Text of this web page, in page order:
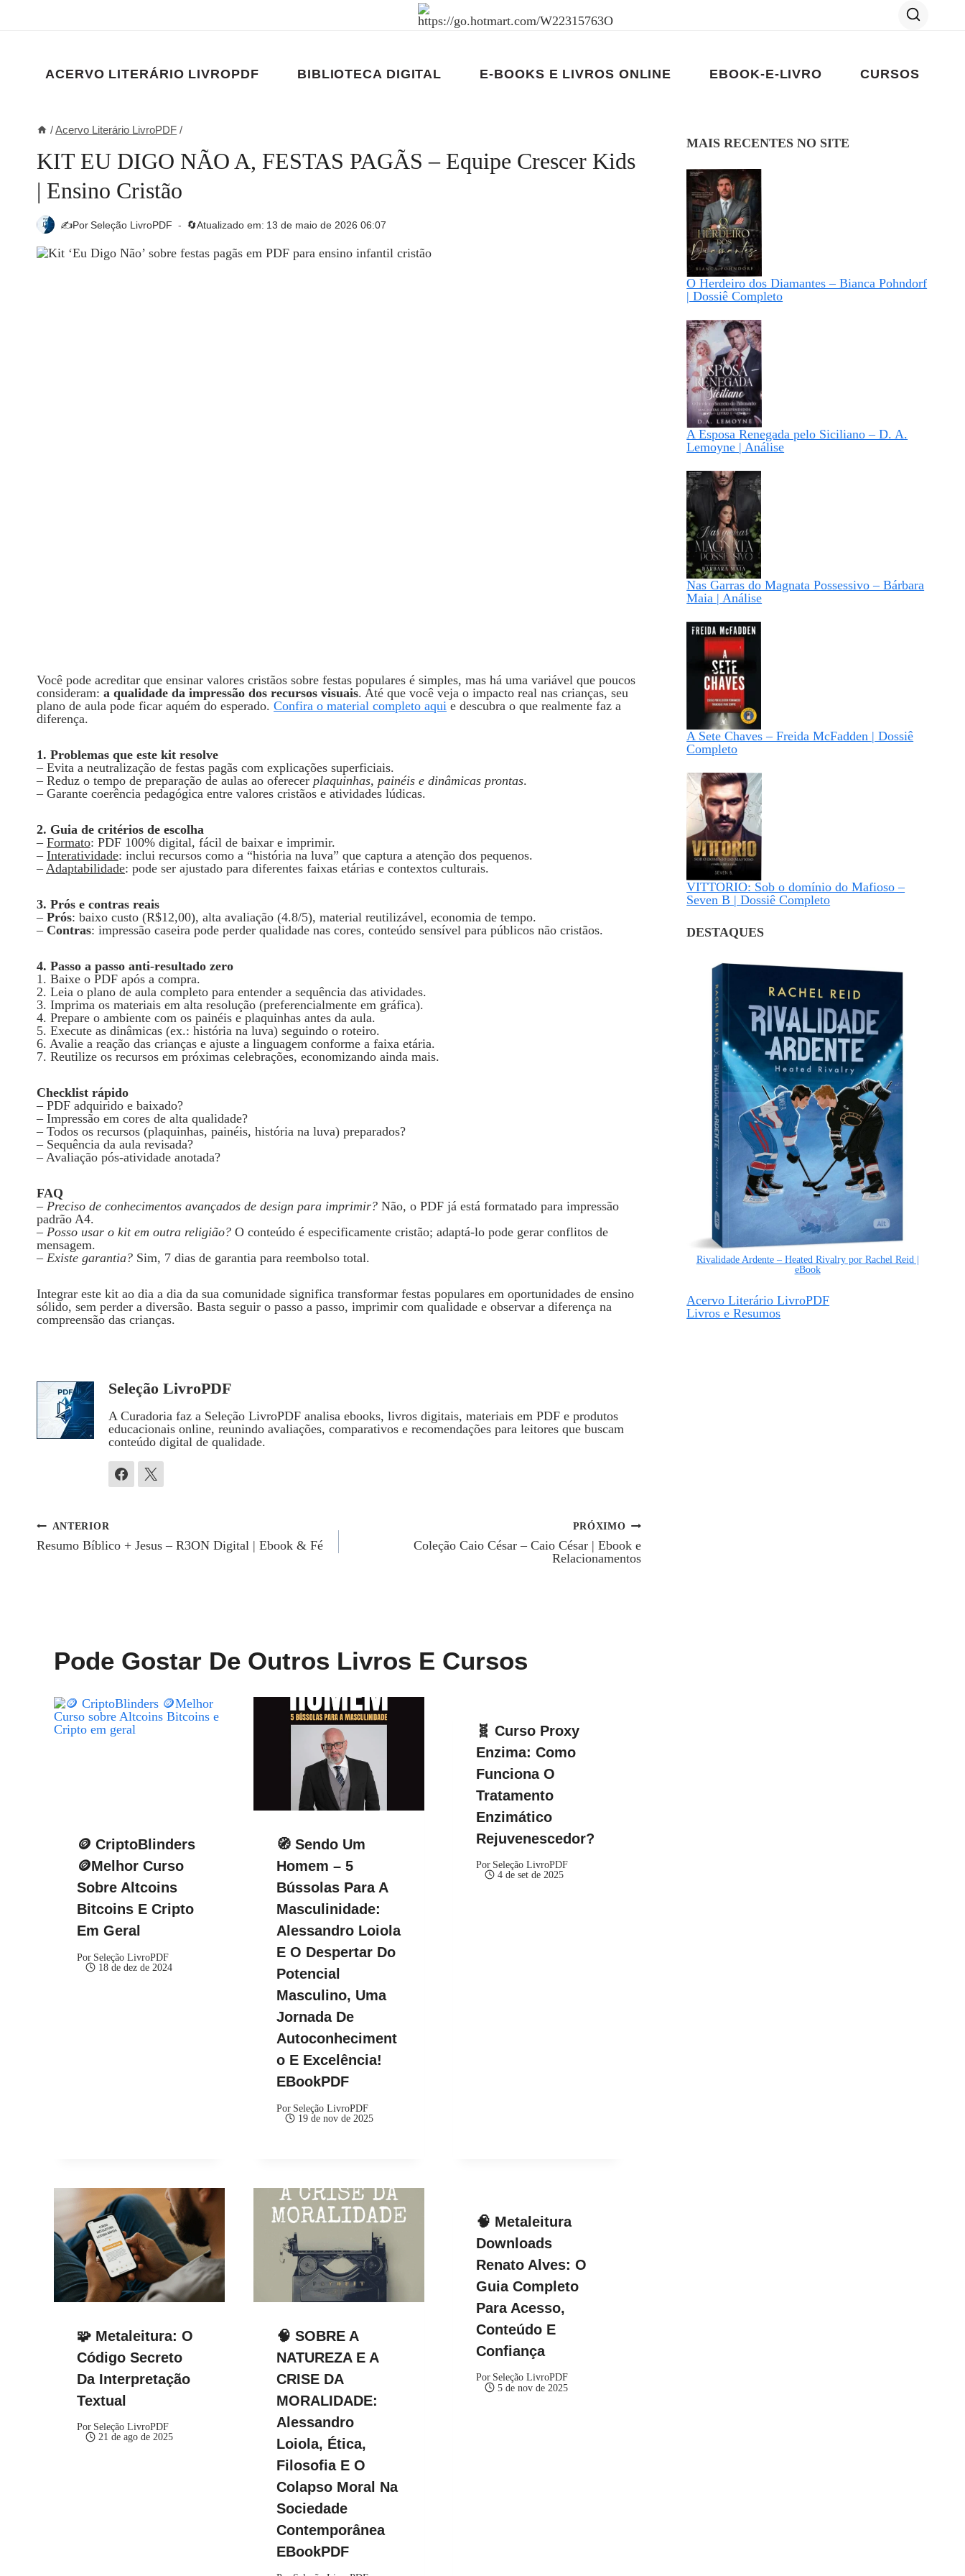
ACERVO LITERÁRIO LIVROPDF BIBLIOTECA DIGITAL E-BOOKS E LIVROS ONLINE EBOOK-E-LIVRO CURSOS
/Acervo Literário LivroPDF /
KIT EU DIGO NÃO A, FESTAS PAGÃS – Equipe Crescer Kids
| Ensino Cristão
✍️PorSeleção LivroPDF 🔄Atualizado em: 13 de maio de 2026 06:07
Você pode acreditar que ensinar valores cristãos sobre festas populares é simples, mas há uma variável que poucos
consideram: a qualidade da impressão dos recursos visuais. Até que você veja o impacto real nas crianças, seu
plano de aula pode ficar aquém do esperado. Confira o material completo aqui e descubra o que realmente faz a
diferença.
1. Problemas que este kit resolve
– Evita a neutralização de festas pagãs com explicações superficiais.
– Reduz o tempo de preparação de aulas ao oferecer plaquinhas, painéis e dinâmicas prontas.
– Garante coerência pedagógica entre valores cristãos e atividades lúdicas.
2. Guia de critérios de escolha
– Formato: PDF 100% digital, fácil de baixar e imprimir.
– Interatividade: inclui recursos como a “história na luva” que captura a atenção dos pequenos.
– Adaptabilidade: pode ser ajustado para diferentes faixas etárias e contextos culturais.
3. Prós e contras reais
– Prós: baixo custo (R$12,00), alta avaliação (4.8/5), material reutilizável, economia de tempo.
– Contras: impressão caseira pode perder qualidade nas cores, conteúdo sensível para públicos não cristãos.
4. Passo a passo anti‑resultado zero
1. Baixe o PDF após a compra.
2. Leia o plano de aula completo para entender a sequência das atividades.
3. Imprima os materiais em alta resolução (preferencialmente em gráfica).
4. Prepare o ambiente com os painéis e plaquinhas antes da aula.
5. Execute as dinâmicas (ex.: história na luva) seguindo o roteiro.
6. Avalie a reação das crianças e ajuste a linguagem conforme a faixa etária.
7. Reutilize os recursos em próximas celebrações, economizando ainda mais.
Checklist rápido
– PDF adquirido e baixado?
– Impressão em cores de alta qualidade?
– Todos os recursos (plaquinhas, painéis, história na luva) preparados?
– Sequência da aula revisada?
– Avaliação pós‑atividade anotada?
FAQ
– Preciso de conhecimentos avançados de design para imprimir? Não, o PDF já está formatado para impressão
padrão A4.
– Posso usar o kit em outra religião? O conteúdo é especificamente cristão; adaptá‑lo pode gerar conflitos de
mensagem.
– Existe garantia? Sim, 7 dias de garantia para reembolso total.
Integrar este kit ao dia a dia da sua comunidade significa transformar festas populares em oportunidades de ensino
sólido, sem perder a diversão. Basta seguir o passo a passo, imprimir com qualidade e observar a diferença na
compreensão das crianças.
Seleção LivroPDF
A Curadoria faz a Seleção LivroPDF analisa ebooks, livros digitais, materiais em PDF e produtos
educacionais online, reunindo avaliações, comparativos e recomendações para leitores que buscam
conteúdo digital de qualidade.
Navegação
ANTERIOR
Resumo Bíblico + Jesus – R3ON Digital | Ebook & Fé
PRÓXIMO
Coleção Caio César – Caio César | Ebook e
Relacionamentos
Pode Gostar De Outros Livros E Cursos
🪙 CriptoBlinders
🪙Melhor Curso
Sobre Altcoins
Bitcoins E Cripto
Em Geral
Por Seleção LivroPDF
18 de dez de 2024
🧭 Sendo Um
Homem – 5
Bússolas Para A
Masculinidade:
Alessandro Loiola
E O Despertar Do
Potencial
Masculino, Uma
Jornada De
Autoconheciment
O E Excelência!
EBookPDF
Por Seleção LivroPDF
19 de nov de 2025
🧬 Curso Proxy
Enzima: Como
Funciona O
Tratamento
Enzimático
Rejuvenescedor?
Por Seleção LivroPDF
4 de set de 2025
🧩 Metaleitura: O
Código Secreto
Da Interpretação
Textual
Por Seleção LivroPDF
21 de ago de 2025
🧠 SOBRE A
NATUREZA E A
CRISE DA
MORALIDADE:
Alessandro
Loiola, Ética,
Filosofia E O
Colapso Moral Na
Sociedade
Contemporânea
EBookPDF
🧠 Metaleitura
Downloads
Renato Alves: O
Guia Completo
Para Acesso,
Conteúdo E
Confiança
Por Seleção LivroPDF
5 de nov de 2025
MAIS RECENTES NO SITE
O Herdeiro dos Diamantes – Bianca Pohndorf
| Dossiê Completo
A Esposa Renegada pelo Siciliano – D. A.
Lemoyne | Análise
Nas Garras do Magnata Possessivo – Bárbara
Maia | Análise
A Sete Chaves – Freida McFadden | Dossiê
Completo
VITTORIO: Sob o domínio do Mafioso –
Seven B | Dossiê Completo
DESTAQUES
Rivalidade Ardente – Heated Rivalry por Rachel Reid |
eBook
Acervo Literário LivroPDF
Livros e Resumos